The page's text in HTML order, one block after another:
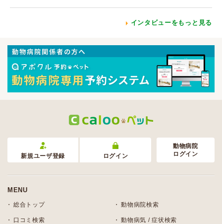
インタビューをもっと見る
新規ユーザ登録 ログイン
動物病院
ログイン
MENU
総合トップ 動物病院検索
口コミ検索 動物病気 / 症状検索